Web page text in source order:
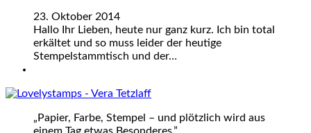
23. Oktober 2014
Hallo Ihr Lieben, heute nur ganz kurz. Ich bin total
erkältet und so muss leider der heutige
Stempelstammtisch und der…
„Papier, Farbe, Stempel – und plötzlich wird aus